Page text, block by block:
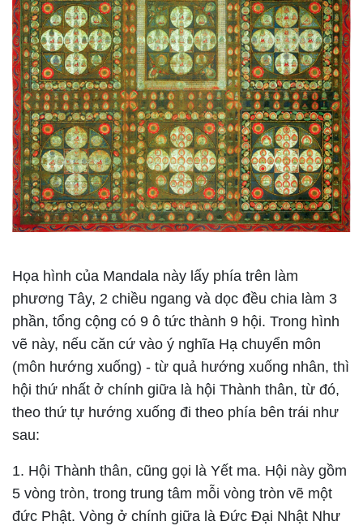
Họa hình của Mandala này lấy phía trên làm
phương Tây, 2 chiều ngang và dọc đều chia làm 3
phần, tổng cộng có 9 ô tức thành 9 hội. Trong hình
vẽ này, nếu căn cứ vào ý nghĩa Hạ chuyển môn
(môn hướng xuống) - từ quả hướng xuống nhân, thì
hội thứ nhất ở chính giữa là hội Thành thân, từ đó,
theo thứ tự hướng xuống đi theo phía bên trái như
sau:
1. Hội Thành thân, cũng gọi là Yết ma. Hội này gồm
5 vòng tròn, trong trung tâm mỗi vòng tròn vẽ một
đức Phật. Vòng ở chính giữa là Đức Đại Nhật Như